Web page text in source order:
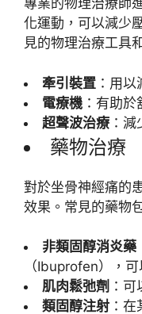
專業的物理治療師
化運動，可以減少
見的物理治療工具
牽引裝置 ：用
電療機 ：有助
超聲波治療：減
藥物治療
對於坐骨神經痛的
效果。常見的藥物
非類固醇消炎藥
（Ibuprofen），
肌肉鬆弛劑 ：
類固醇注射 ：